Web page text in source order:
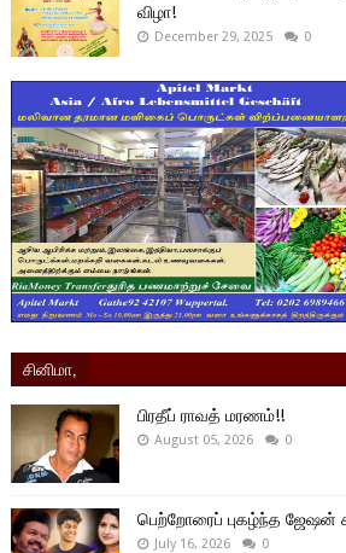
விழா!
December 29, 2025 0
சினிமா,
பிரதீப் ராவத் மரணம்!!
August 05, 2026 0
பெற்றோரைப் புகழ்ந்த ஜேஷன்
July 16, 2026 0